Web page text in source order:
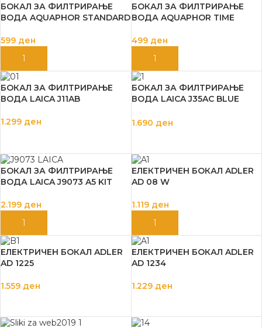
БОКАЛ ЗА ФИЛТРИРАЊЕ
ВОДА AQUAPHOR STANDARD
599 ден
ДОДАЈ ВО КОШНИЦА
БОКАЛ ЗА ФИЛТРИРАЊЕ
ВОДА AQUAPHOR TIME
499 ден
ДОДАЈ ВО КОШНИЦА
БОКАЛ ЗА ФИЛТРИРАЊЕ
ВОДА LAICA J11AB
1.299 ден
БОКАЛ ЗА ФИЛТРИРАЊЕ
ВОДА LAICA J35AC BLUE
1.690 ден
БОКАЛ ЗА ФИЛТРИРАЊЕ
ВОДА LAICA J9073 A5 KIT
2.199 ден
ДОДАЈ ВО КОШНИЦА
ЕЛЕКТРИЧЕН БОКАЛ ADLER
AD 08 W
1.119 ден
ДОДАЈ ВО КОШНИЦА
ЕЛЕКТРИЧЕН БОКАЛ ADLER
AD 1225
1.559 ден
ЕЛЕКТРИЧЕН БОКАЛ ADLER
AD 1234
1.229 ден